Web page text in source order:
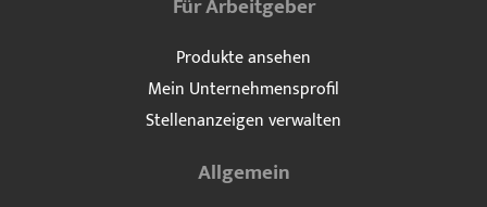
Produkte ansehen
Mein Unternehmensprofil
Stellenanzeigen verwalten
Allgemein